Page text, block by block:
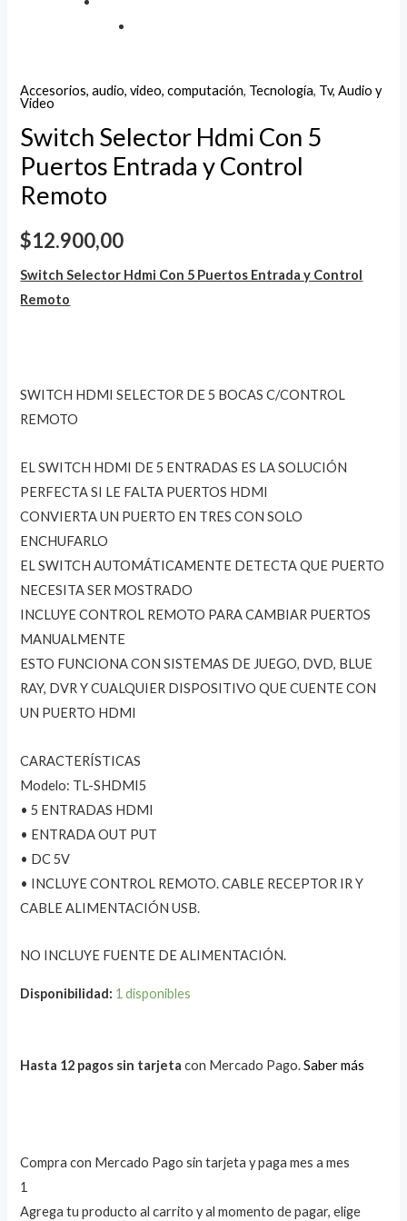
Accesorios, audio, video, computación, Tecnología, Tv, Audio y
Video
Switch Selector Hdmi Con 5
Puertos Entrada y Control
Remoto
$12.900,00
Switch Selector Hdmi Con 5 Puertos Entrada y Control
Remoto
SWITCH HDMI SELECTOR DE 5 BOCAS C/CONTROL
REMOTO
EL SWITCH HDMI DE 5 ENTRADAS ES LA SOLUCIÓN
PERFECTA SI LE FALTA PUERTOS HDMI
CONVIERTA UN PUERTO EN TRES CON SOLO
ENCHUFARLO
EL SWITCH AUTOMÁTICAMENTE DETECTA QUE PUERTO
NECESITA SER MOSTRADO
INCLUYE CONTROL REMOTO PARA CAMBIAR PUERTOS
MANUALMENTE
ESTO FUNCIONA CON SISTEMAS DE JUEGO, DVD, BLUE
RAY, DVR Y CUALQUIER DISPOSITIVO QUE CUENTE CON
UN PUERTO HDMI
CARACTERÍSTICAS
Modelo: TL-SHDMI5
• 5 ENTRADAS HDMI
• ENTRADA OUT PUT
• DC 5V
• INCLUYE CONTROL REMOTO. CABLE RECEPTOR IR Y
CABLE ALIMENTACIÓN USB.
NO INCLUYE FUENTE DE ALIMENTACIÓN.
Disponibilidad: 1 disponibles
Hasta 12 pagos sin tarjeta con Mercado Pago. Saber más
Compra con Mercado Pago sin tarjeta y paga mes a mes
1
Agrega tu producto al carrito y al momento de pagar, elige